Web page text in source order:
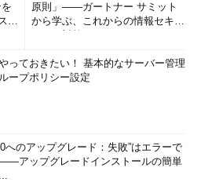
を
原則」――ガートナー サミット
から学ぶ、これからの情報セキュ
っておきたい！ 基本的なサーバー管理
ープポリシー設定
へのアップグレード：失敗”はエラーで
アップグレードインストールの簡単